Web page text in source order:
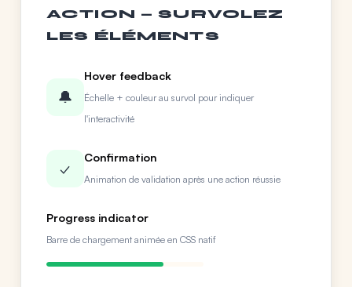
ACTION — SURVOLEZ
LES ÉLÉMENTS
🔔
Hover feedback
Échelle + couleur au survol pour indiquer
l'interactivité
✓
Confirmation
Animation de validation après une action réussie
Progress indicator
Barre de chargement animée en CSS natif